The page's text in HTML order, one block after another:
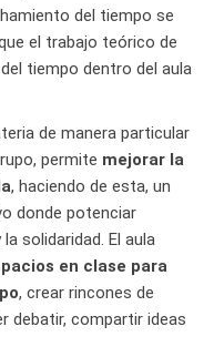
del tiempo se
el trabajo teórico de
tiempo dentro del aula
de manera particular
permite mejorar la
, haciendo de esta, un
donde potenciar
solidaridad. El aula
en clase para
, crear rincones de
debatir, compartir ideas